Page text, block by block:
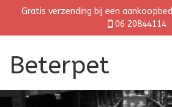
Gratis verzending bij een
06 20844114
Beterpet